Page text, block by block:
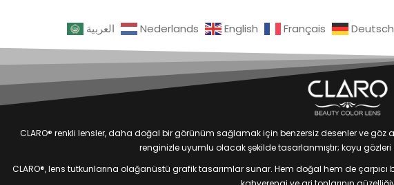
العربية Nederlands English Français Deutsch
CLARO® renkli lensler, daha doğal bir görünüm sağlamak için benzersiz desenler ve göz
renginizle uyumlu olacak şekilde tasarlanmıştır; koyu gözleri
CLARO®, lens tutkunlarına olağanüstü grafik tasarımlar sunar. Hem doğal hem de çarpıcı